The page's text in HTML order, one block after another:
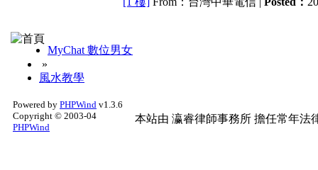
MyChat 數位男女
»
風水教學
Powered by PHPWind v1.3.6
Copyright © 2003-04
PHPWind
本站由 瀛睿律師事務所 擔任常年法